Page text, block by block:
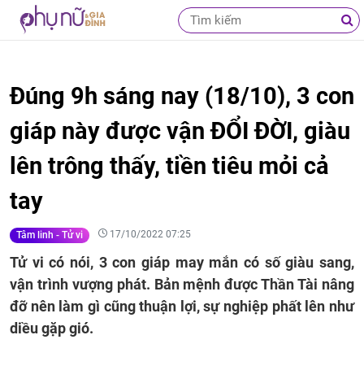
Đúng 9h sáng nay (18/10), 3 con
giáp này được vận ĐỔI ĐỜI, giàu
lên trông thấy, tiền tiêu mỏi cả
tay
Tâm linh - Tử vi 17/10/2022 07:25
Tử vi có nói, 3 con giáp may mắn có số giàu sang,
vận trình vượng phát. Bản mệnh được Thần Tài nâng
đỡ nên làm gì cũng thuận lợi, sự nghiệp phất lên như
diều gặp gió.